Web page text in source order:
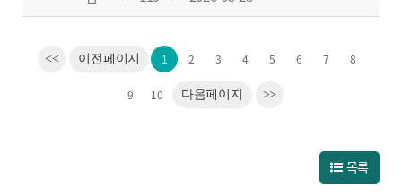
<< 이전페이지 1 2 3 4 5 6 7 8
9 10 다음페이지 >>
목록